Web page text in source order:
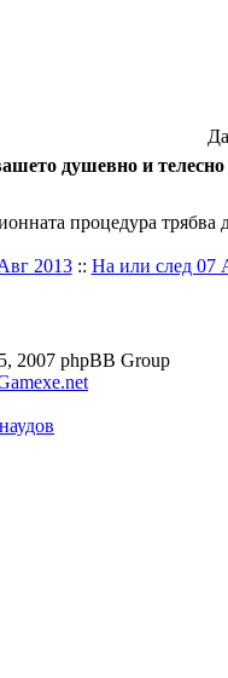
душевно и телесно
процедура трябва
2013:: На или след 07
2007 phpBB Group